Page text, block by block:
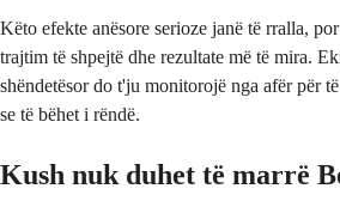
Këto efekte anësore serioze janë të rralla,
trajtim të shpejtë dhe rezultate më të mira.
shëndetësor do t'ju monitorojë nga afër për
se të bëhet i rëndë.
Kush nuk duhet të marrë